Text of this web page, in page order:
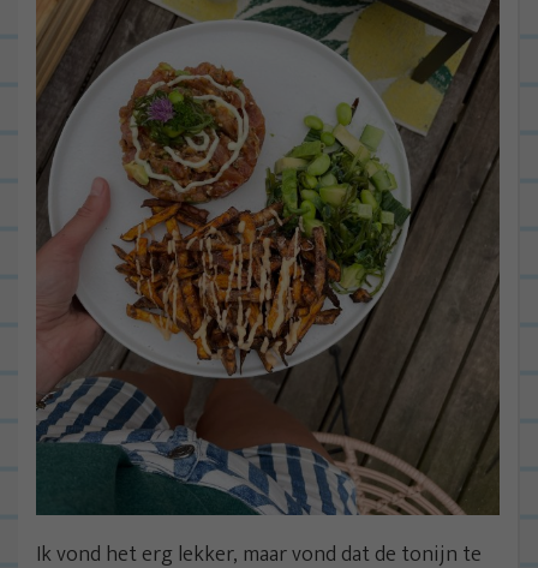
Ik vond het erg lekker, maar vond dat de tonijn te